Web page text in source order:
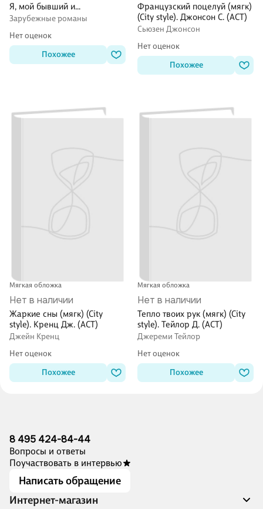
Я, мой бывший и…
Зарубежные романы
Нет оценок
Похожее
Французский поцелуй (мягк)
(City style). Джонсон С. (АСТ)
Сьюзен Джонсон
Нет оценок
Похожее
Мягкая обложка
Нет в наличии
Жаркие сны (мягк) (City
style). Кренц Дж. (АСТ)
Джейн Кренц
Нет оценок
Похожее
Мягкая обложка
Нет в наличии
Тепло твоих рук (мягк) (City
style). Тейлор Д. (АСТ)
Джереми Тейлор
Нет оценок
Похожее
8 495 424-84-44
Вопросы и ответы
Поучаствовать в интервью
Написать обращение
Интернет-магазин